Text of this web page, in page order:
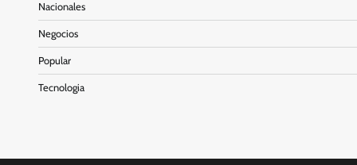
Nacionales
Negocios
Popular
Tecnologia